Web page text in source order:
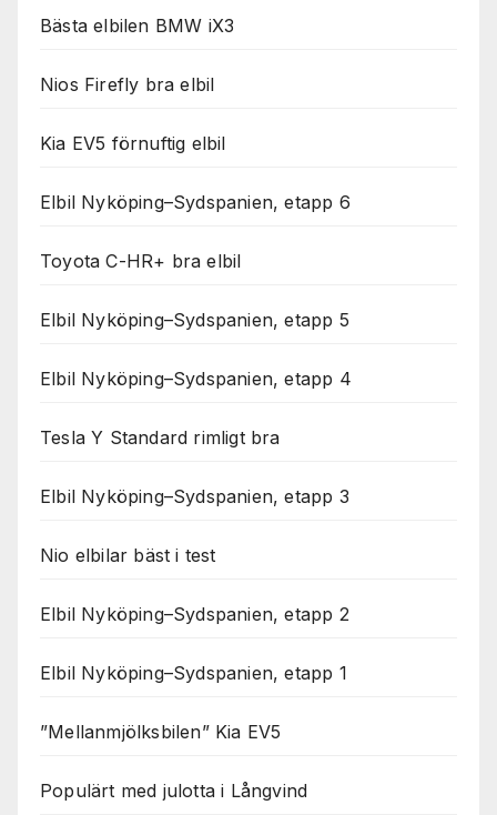
Bästa elbilen BMW iX3
Nios Firefly bra elbil
Kia EV5 förnuftig elbil
Elbil Nyköping–Sydspanien, etapp 6
Toyota C-HR+ bra elbil
Elbil Nyköping–Sydspanien, etapp 5
Elbil Nyköping–Sydspanien, etapp 4
Tesla Y Standard rimligt bra
Elbil Nyköping–Sydspanien, etapp 3
Nio elbilar bäst i test
Elbil Nyköping–Sydspanien, etapp 2
Elbil Nyköping–Sydspanien, etapp 1
”Mellanmjölksbilen” Kia EV5
Populärt med julotta i Långvind